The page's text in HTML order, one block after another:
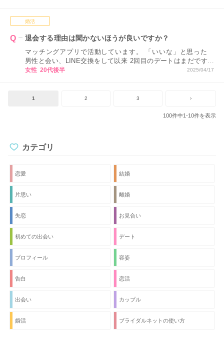
婚活
退会する理由は聞かないほうが良いですか？
マッチングアプリで活動しています。 「いいな」と思った
男性と会い、LINE交換をして以来 2回目のデートはまだです
が連絡自体はずっと続いています。 今日、ふとお相手のプ
方が良いのでしょうか？
女性 20代後半 2025/04/17
1 2 3 ›
100件中1-10件を表示
カテゴリ
恋愛 結婚
片思い 離婚
失恋 お見合い
初めての出会い デート
プロフィール 容姿
告白 恋活
出会い カップル
婚活 ブライダルネットの使い方